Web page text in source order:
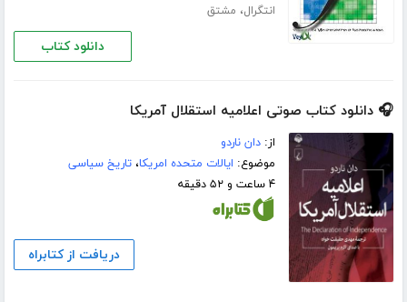
انتگرال، مشتق
دانلود کتاب
🎧 دانلود کتاب صوتی اعلامیه استقلال آمریکا
از:دان ناردو
موضوع: ایالات متحده امریکا،تاریخ سیاسی
۴ ساعت و ۵۲ دقیقه
دریافت از کتابراه